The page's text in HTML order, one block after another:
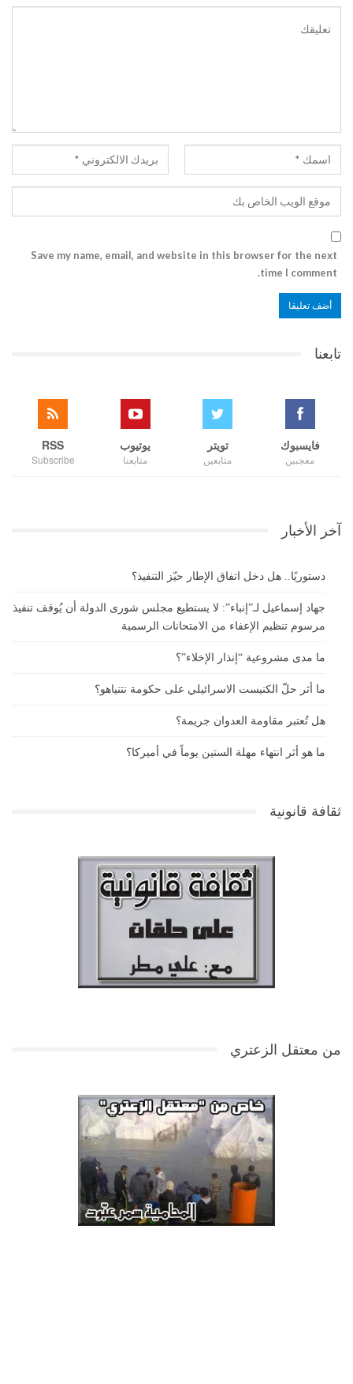
Save my name, email, and website in this browser for the next
time I comment.
تابعنا
فايسبوك
معجبين
تويتر
متابعين
يوتيوب
متابعنا
RSS
Subscribe
آخر الأخبار
دستوريًا.. هل دخل اتفاق الإطار حيّز التنفيذ؟
جهاد إسماعيل لـ”إنباء”: لا يستطيع مجلس شورى الدولة أن يُوقف تنفيذ
مرسوم تنظيم الإعفاء من الامتحانات الرسمية
ما مدى مشروعية “إنذار الإخلاء”؟
ما أثر حلّ الكنيست الاسرائيلي على حكومة نتنياهو؟
هل تُعتبر مقاومة العدوان جريمة؟
ما هو أثر انتهاء مهلة الستين يوماً في أميركا؟
ثقافة قانونية
من معتقل الزعتري